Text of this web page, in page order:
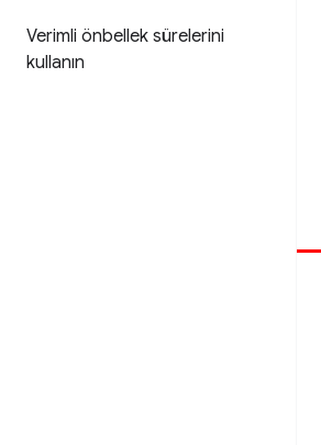
Verimli önbellek sürelerini
kullanın